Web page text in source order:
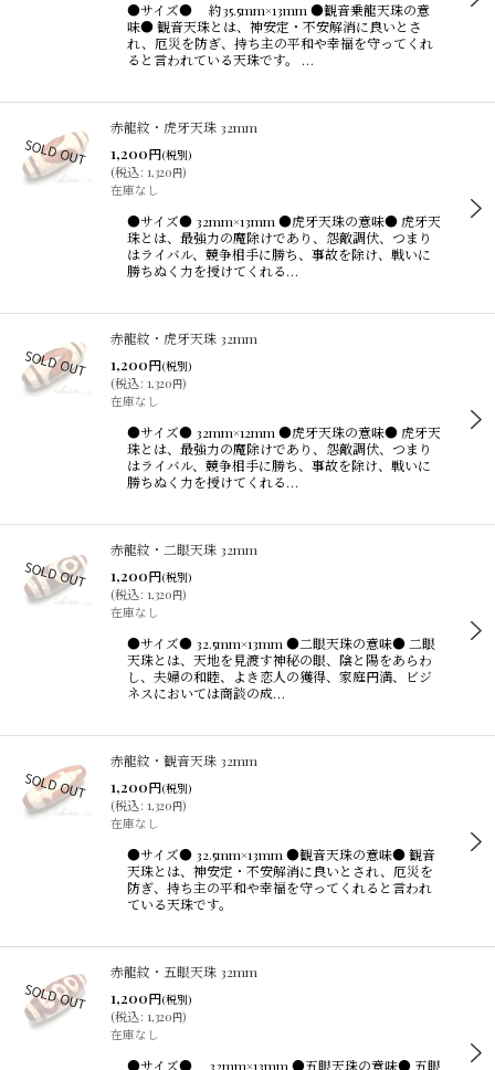
●サイズ● 約35.5mm×13mm ●観音乗龍天珠の意
味● 観音天珠とは、神安定・不安解消に良いとさ
れ、厄災を防ぎ、持ち主の平和や幸福を守ってくれ
ると言われている天珠です。 …
赤龍紋・虎牙天珠 32mm
1,200円(税別)
(税込: 1,320円)
在庫なし
●サイズ● 32mm×13mm ●虎牙天珠の意味● 虎牙天
珠とは、最強力の魔除けであり、怨敵調伏、つまり
はライバル、競争相手に勝ち、事故を除け、戦いに
勝ちぬく力を授けてくれる…
赤龍紋・虎牙天珠 32mm
1,200円(税別)
(税込: 1,320円)
在庫なし
●サイズ● 32mm×12mm ●虎牙天珠の意味● 虎牙天
珠とは、最強力の魔除けであり、怨敵調伏、つまり
はライバル、競争相手に勝ち、事故を除け、戦いに
勝ちぬく力を授けてくれる…
赤龍紋・二眼天珠 32mm
1,200円(税別)
(税込: 1,320円)
在庫なし
●サイズ● 32.5mm×13mm ●二眼天珠の意味● 二眼
天珠とは、天地を見渡す神秘の眼、陰と陽をあらわ
し、夫婦の和睦、よき恋人の獲得、家庭円満、ビジ
ネスにおいては商談の成…
赤龍紋・観音天珠 32mm
1,200円(税別)
(税込: 1,320円)
在庫なし
●サイズ● 32.5mm×13mm ●観音天珠の意味● 観音
天珠とは、神安定・不安解消に良いとされ、厄災を
防ぎ、持ち主の平和や幸福を守ってくれると言われ
ている天珠です。
赤龍紋・五眼天珠 32mm
1,200円(税別)
(税込: 1,320円)
在庫なし
●サイズ● 32mm×13mm ●五眼天珠の意味● 五眼